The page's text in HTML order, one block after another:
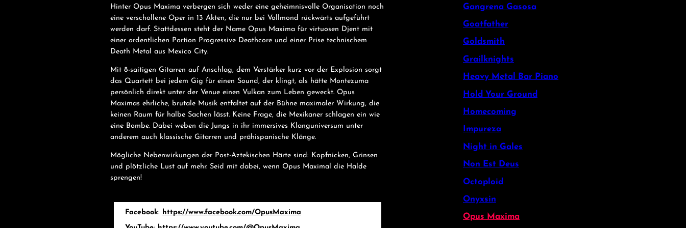
Hinter Opus Maxima verbergen sich weder eine geheimnisvolle Organisation noch
eine verschollene Oper in 13 Akten, die nur bei Vollmond rückwärts aufgeführt
werden darf. Stattdessen steht der Name Opus Maxima für virtuosen Djent mit
einer ordentlichen Portion Progressive Deathcore und einer Prise technischem
Death Metal aus Mexico City.
Mit 8-saitigen Gitarren auf Anschlag, dem Verstärker kurz vor der Explosion sorgt
das Quartett bei jedem Gig für einen Sound, der klingt, als hätte Montezuma
persönlich direkt unter der Venue einen Vulkan zum Leben geweckt. Opus
Maximas ehrliche, brutale Musik entfaltet auf der Bühne maximaler Wirkung, die
keinen Raum für halbe Sachen lässt. Keine Frage, die Mexikaner schlagen ein wie
eine Bombe. Dabei weben die Jungs in ihr immersives Klanguniversum unter
anderem auch klassische Gitarren und prähispanische Klänge.
Mögliche Nebenwirkungen der Post-Aztekischen Härte sind: Kopfnicken, Grinsen
und plötzliche Lust auf mehr. Seid mit dabei, wenn Opus Maximal die Halde
sprengen!
Facebook: https://www.facebook.com/OpusMaxima
Gangrena Gasosa
Goatfather
Goldsmith
Grailknights
Heavy Metal Bar Piano
Hold Your Ground
Homecoming
Impureza
Night in Gales
Non Est Deus
Octoploid
Onyxsin
Opus Maxima